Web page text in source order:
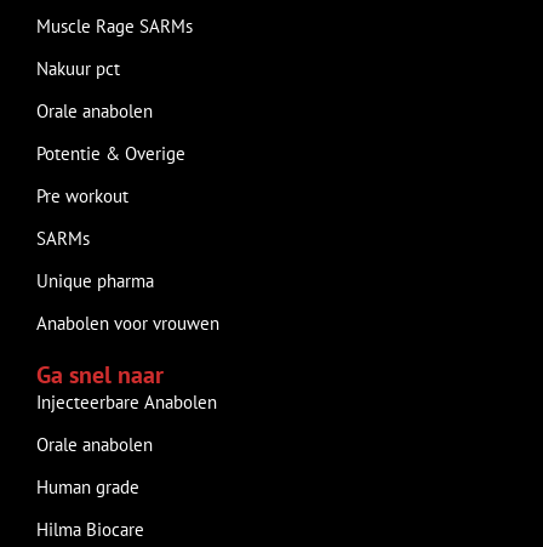
Muscle Rage SARMs
Nakuur pct
Orale anabolen
Potentie & Overige
Pre workout
SARMs
Unique pharma
Anabolen voor vrouwen
Ga snel naar
Injecteerbare Anabolen
Orale anabolen
Human grade
Hilma Biocare